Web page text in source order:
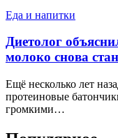
Еда и напитки
Диетолог
молоко снова
Ещё несколько лет
протеиновые
громкими…